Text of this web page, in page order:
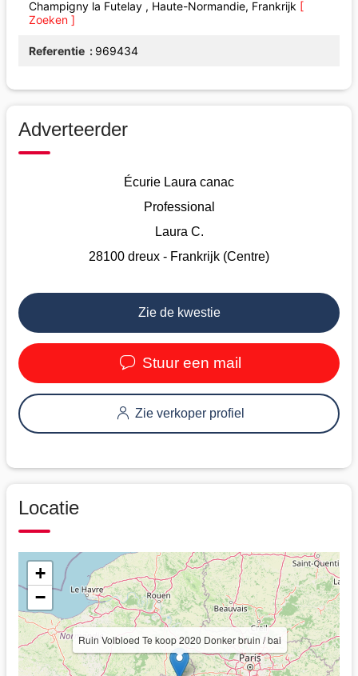
Champigny la Futelay , Haute-Normandie, Frankrijk [
Zoeken ]
Referentie 969434
Adverteerder
Écurie Laura canac
Professional
Laura C.
28100 dreux - Frankrijk (Centre)
Zie de kwestie
Stuur een mail
Zie verkoper profiel
Locatie
Ruin Volbloed Te koop 2020 Donker bruin / bai
+
−